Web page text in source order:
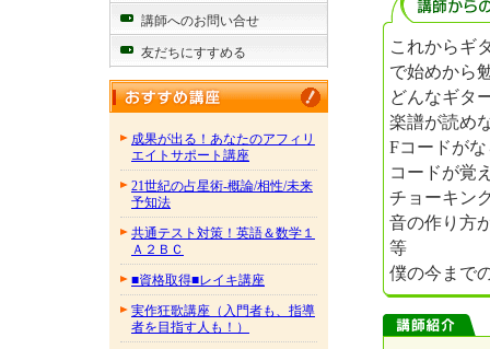
講師へのお問い合せ
友だちにすすめる
成果が出る！あなたのアフィリ
エイトサポート講座
21世紀の占星術-概論/相性/未来
予知法
共通テスト対策！英語＆数学１
Ａ２ＢＣ
■資格取得■レイキ講座
実作狂歌講座（入門者も、指導
者を目指す人も！）
これからギ
で始めから
どんなギタ
楽譜が読め
Fコードが
コードが覚
チョーキン
音の作り方
等
僕の今まで